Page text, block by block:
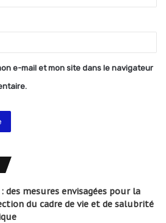
e-mail et mon site dans le navigateur
: des mesures envisagées pour la
du cadre de vie et de salubrité